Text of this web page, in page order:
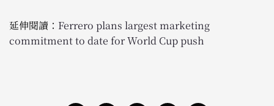
延伸閱讀： Ferrero plans largest marketing
commitment to date for World Cup push